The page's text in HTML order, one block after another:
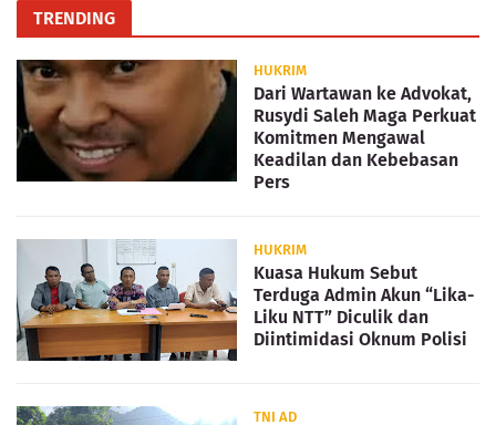
TRENDING
HUKRIM
Dari Wartawan ke Advokat,
Rusydi Saleh Maga Perkuat
Komitmen Mengawal
Keadilan dan Kebebasan
Pers
HUKRIM
Kuasa Hukum Sebut
Terduga Admin Akun “Lika-
Liku NTT” Diculik dan
Diintimidasi Oknum Polisi
TNI AD